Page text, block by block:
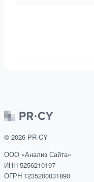
© 2026 PR-CY
ООО «Анализ Сайта»
ИНН 5256210197
ОГРН 1235200031890